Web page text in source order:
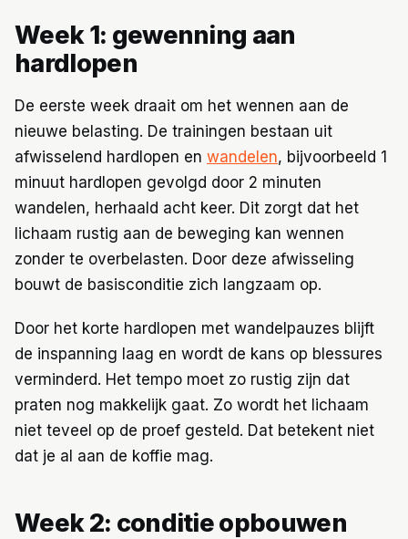
Week 1: gewenning aan
hardlopen
De eerste week draait om het wennen aan de
nieuwe belasting. De trainingen bestaan uit
afwisselend hardlopen en wandelen, bijvoorbeeld 1
minuut hardlopen gevolgd door 2 minuten
wandelen, herhaald acht keer. Dit zorgt dat het
lichaam rustig aan de beweging kan wennen
zonder te overbelasten. Door deze afwisseling
bouwt de basisconditie zich langzaam op.
Door het korte hardlopen met wandelpauzes blijft
de inspanning laag en wordt de kans op blessures
verminderd. Het tempo moet zo rustig zijn dat
praten nog makkelijk gaat. Zo wordt het lichaam
niet teveel op de proef gesteld. Dat betekent niet
dat je al aan de koffie mag.
Week 2: conditie opbouwen